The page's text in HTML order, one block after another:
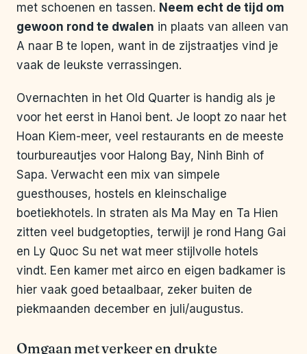
met schoenen en tassen. Neem echt de tijd om
gewoon rond te dwalen in plaats van alleen van
A naar B te lopen, want in de zijstraatjes vind je
vaak de leukste verrassingen.
Overnachten in het Old Quarter is handig als je
voor het eerst in Hanoi bent. Je loopt zo naar het
Hoan Kiem-meer, veel restaurants en de meeste
tourbureautjes voor Halong Bay, Ninh Binh of
Sapa. Verwacht een mix van simpele
guesthouses, hostels en kleinschalige
boetiekhotels. In straten als Ma May en Ta Hien
zitten veel budgetopties, terwijl je rond Hang Gai
en Ly Quoc Su net wat meer stijlvolle hotels
vindt. Een kamer met airco en eigen badkamer is
hier vaak goed betaalbaar, zeker buiten de
piekmaanden december en juli/augustus.
Omgaan met verkeer en drukte